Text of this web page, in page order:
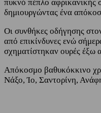
πυκνό πέπλο αφρικανικής
δημιουργώντας ένα
Οι συνθήκες οδήγησης
από επικίνδυνες ενώ
σχηματίστηκαν ουρές έξω
Απόκοσμο βαθυκόκκινο
Νάξο, Ίο, Σαντορίνη,